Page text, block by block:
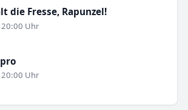
die Fresse, Rapunzel!
Uhr
Uhr